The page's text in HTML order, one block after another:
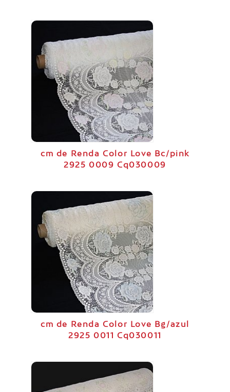
cm de Renda Color Love Bc/pink
2925 0009 Cq030009
cm de Renda Color Love Bg/azul
2925 0011 Cq030011